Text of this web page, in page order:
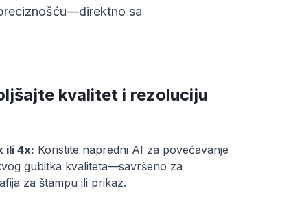
sa
kvalitet i rezoluciju
ili 4x: Koristite napredni AI za povećavanje
gubitka kvaliteta—savršeno za
za štampu ili prikaz.